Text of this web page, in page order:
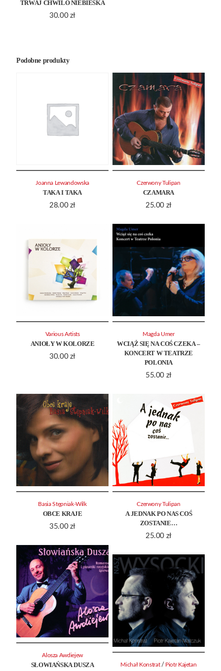
TRWAJ CHWILO NIEBIESKA
30.00 zł
Podobne produkty
TAKA I TAKA
28.00 zł
Joanna Lewandowska
CZAMARA
25.00 zł
Czerwony Tulipan
ANIOŁY W KOLORZE
30.00 zł
Various Artists
WCIĄŻ SIĘ NA COŚ CZEKA –
KONCERT W TEATRZE
POLONIA
55.00 zł
Magda Umer
OBCE KRAJE
35.00 zł
Basia Stępniak-Wilk
A JEDNAK PO NAS COŚ
ZOSTANIE…
25.00 zł
Czerwony Tulipan
SŁOWIAŃSKA DUSZA
Alosza Awdiejew
Michał Konstrat / Piotr Kajetan